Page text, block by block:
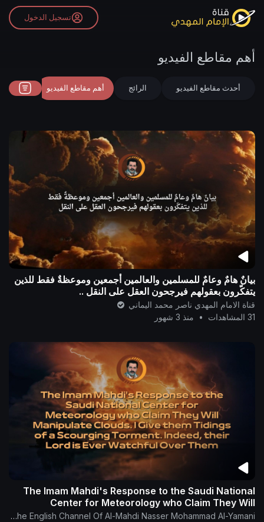
تسجيل الدخول
أهم مقاطع الفيديو
أحدث مقاطع الفيديو الرائج أهم مقاطع الفيديو
بيانٌ هامٌ وعامٌ للمسلمين والعالمين أجمعين وموعظةٌ فقط للذين
يتفكّرون بعقولهم فيرجحون العقل على النقل ..
قناة الامام المهدي ناصر محمد اليماني
31 المشاهدات
• منذ 3 شهور
The Imam Mahdi's Response to the Saudi National
Center for Meteorology who Claim They Will
Manipulate Clouds
The English Channel Of Al-Mahdi Nasser Mohammad Al-Yamani